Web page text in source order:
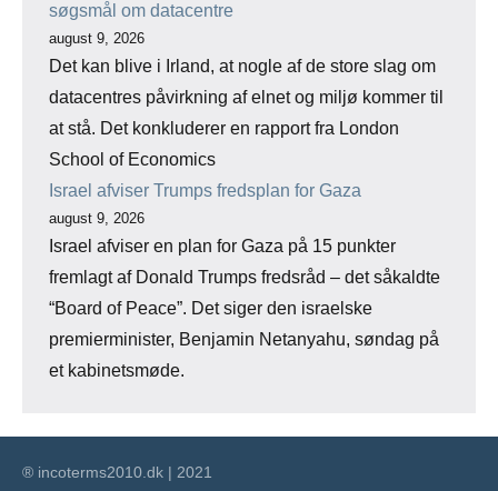
søgsmål om datacentre
august 9, 2026
Det kan blive i Irland, at nogle af de store slag om
datacentres påvirkning af elnet og miljø kommer til
at stå. Det konkluderer en rapport fra London
School of Economics
Israel afviser Trumps fredsplan for Gaza
august 9, 2026
Israel afviser en plan for Gaza på 15 punkter
fremlagt af Donald Trumps fredsråd – det såkaldte
“Board of Peace”. Det siger den israelske
premierminister, Benjamin Netanyahu, søndag på
et kabinetsmøde.
® incoterms2010.dk | 2021